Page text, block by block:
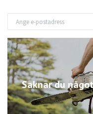
Saknar du